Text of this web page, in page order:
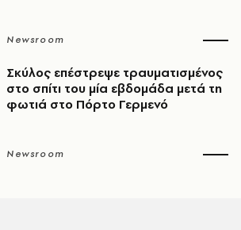
Newsroom
Σκύλος επέστρεψε τραυματισμένος
στο σπίτι του μία εβδομάδα μετά τη
φωτιά στο Πόρτο Γερμενό
Newsroom